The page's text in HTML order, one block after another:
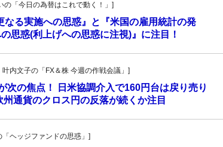
「今日の為替はこれで動く！」]
る実施への思惑』と『米国の雇用統計の発
思惑(利上げへの思惑に注視)』に注目！
内文子の「FX＆株 今週の作戦会議」]
次の焦点！ 日米協調介入で160円台は戻り売り
通貨のクロス円の反落が続くか注目
ヘッジファンドの思惑」]